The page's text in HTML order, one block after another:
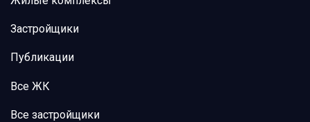
Застройщики
Публикации
Все ЖК
Все застройщики